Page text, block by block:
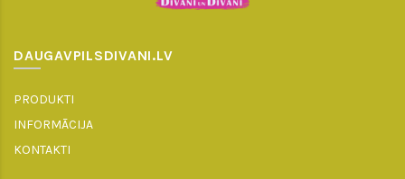
DAUGAVPILSDIVANI.LV
PRODUKTI
INFORMĀCIJA
KONTAKTI